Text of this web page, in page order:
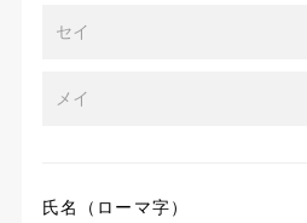
氏名（ローマ字）